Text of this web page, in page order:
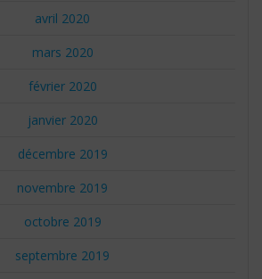
avril 2020
mars 2020
février 2020
janvier 2020
décembre 2019
novembre 2019
octobre 2019
septembre 2019